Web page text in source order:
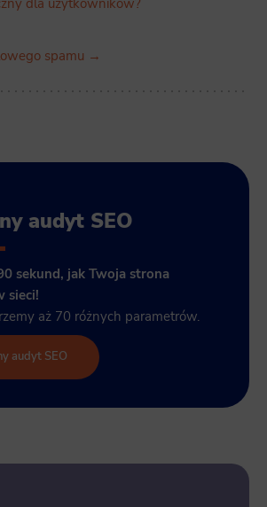
dla użytkowników?
spamu →
audyt SEO
sekund, jak Twoja strona
sieci!
aż 70 różnych parametrów.
audyt SEO